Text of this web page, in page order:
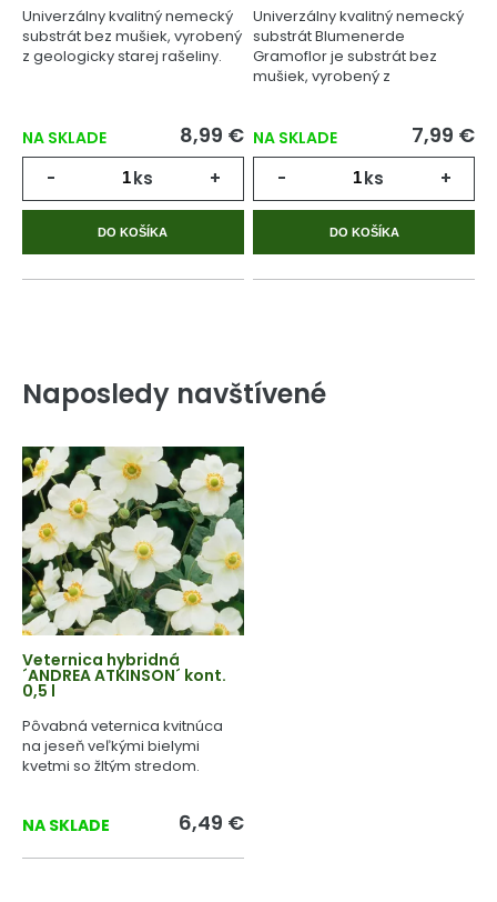
Univerzálny kvalitný nemecký
substrát bez mušiek, vyrobený
z geologicky starej rašeliny.
NA SKLADE 8,99 €
- ks +
DO KOŠÍKA
Univerzálny kvalitný nemecký
substrát Blumenerde
Gramoflor je substrát bez
mušiek, vyrobený z
NA SKLADE 7,99 €
- ks +
DO KOŠÍKA
Naposledy navštívené
Veternica hybridná
´ANDREA ATKINSON´ kont.
0,5 l
Pôvabná veternica kvitnúca
na jeseň veľkými bielymi
kvetmi so žltým stredom.
NA SKLADE 6,49 €